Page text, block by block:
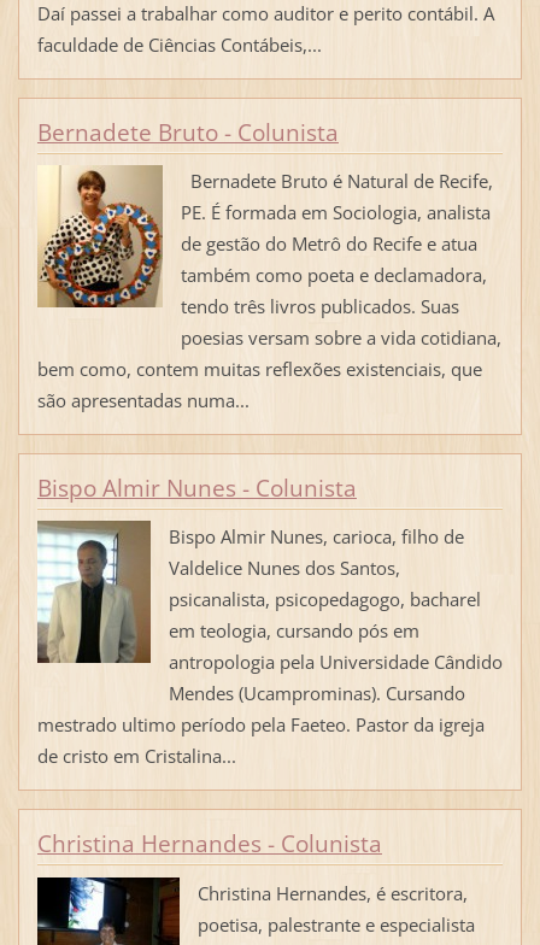
Daí passei a trabalhar como auditor e perito contábil. A
faculdade de Ciências Contábeis,...
Bernadete Bruto - Colunista
Bernadete Bruto é Natural de Recife,
PE. É formada em Sociologia, analista
de gestão do Metrô do Recife e atua
também como poeta e declamadora,
tendo três livros publicados. Suas
poesias versam sobre a vida cotidiana,
bem como, contem muitas reflexões existenciais, que
são apresentadas numa...
Bispo Almir Nunes - Colunista
Bispo Almir Nunes, carioca, filho de
Valdelice Nunes dos Santos,
psicanalista, psicopedagogo, bacharel
em teologia, cursando pós em
antropologia pela Universidade Cândido
Mendes (Ucamprominas). Cursando
mestrado ultimo período pela Faeteo. Pastor da igreja
de cristo em Cristalina...
Christina Hernandes - Colunista
Christina Hernandes, é escritora,
poetisa, palestrante e especialista